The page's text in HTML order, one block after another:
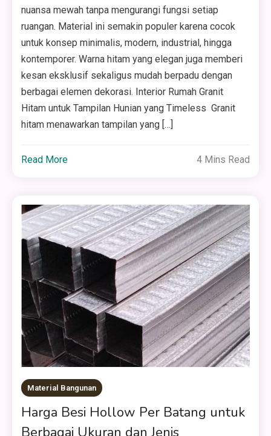
nuansa mewah tanpa mengurangi fungsi setiap
ruangan. Material ini semakin populer karena cocok
untuk konsep minimalis, modern, industrial, hingga
kontemporer. Warna hitam yang elegan juga memberi
kesan eksklusif sekaligus mudah berpadu dengan
berbagai elemen dekorasi. Interior Rumah Granit
Hitam untuk Tampilan Hunian yang Timeless Granit
hitam menawarkan tampilan yang […]
Read More 4 Mins Read
Material Bangunan
Harga Besi Hollow Per Batang untuk